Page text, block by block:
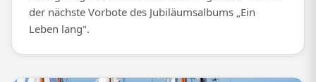
der nächste Vorbote des Jubiläumsalbums „Ein
Leben lang".